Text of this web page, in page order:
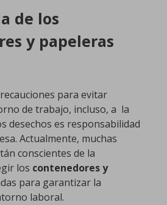
de los
y papeleras
para evitar
de trabajo, incluso, a la
desechos es responsabilidad
Actualmente, muchas
conscientes de la
los contenedores y
para garantizar la
laboral.